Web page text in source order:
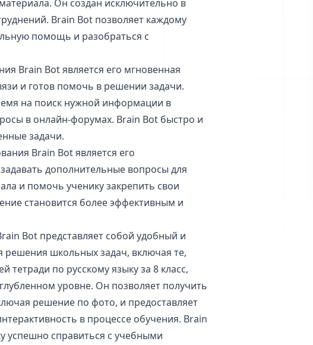
Он создан исключительно в
Brain Bot позволяет каждому
помощь и разобраться с
Brain Bot является его мгновенная
и готов помочь в решении задачи.
на поиск нужной информации в
в онлайн-форумах. Brain Bot быстро и
задачи.
Brain Bot является его
дополнительные вопросы для
и помочь ученику закрепить свои
становится более эффективным и
Bot представляет собой удобный и
решения школьных задач, включая те,
тетради по русскому языку за 8 класс,
уровне. Он позволяет получить
решение по фото, и предоставляет
в процессе обучения. Brain
успешно справиться с учебными